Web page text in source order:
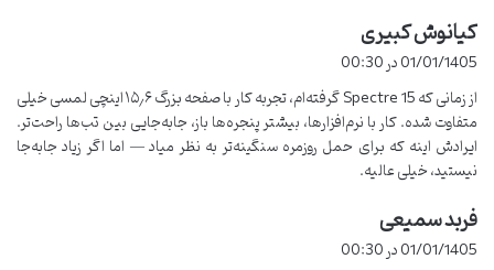
کیانوش کبیریف
:
01/01/1405 در 00:30
از زمانی که Spectre 15 گرفته‌ام، تجربه کار با صفحه بزرگ ۱۵٫۶ اینچی لمسی خیلی
متفاوت شده. کار با نرم‌افزارها، بیشتر پنجره‌ها باز، جابه‌جایی بین تب‌ها راحت‌تر.
ایرادش اینه که برای حمل روزمره سنگینه‌تر به نظر میاد — اما اگر زیاد جابه‌جا
نیستید، خیلی عالیه.
فربد سمیعیف
01/01/1405 در 00:30